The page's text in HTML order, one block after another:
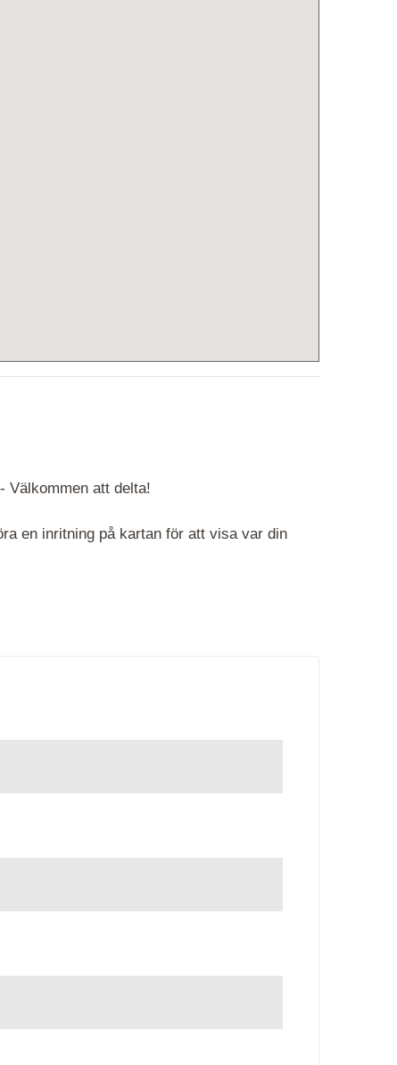
Välkommen att delta!
en inritning på kartan för att visa var din